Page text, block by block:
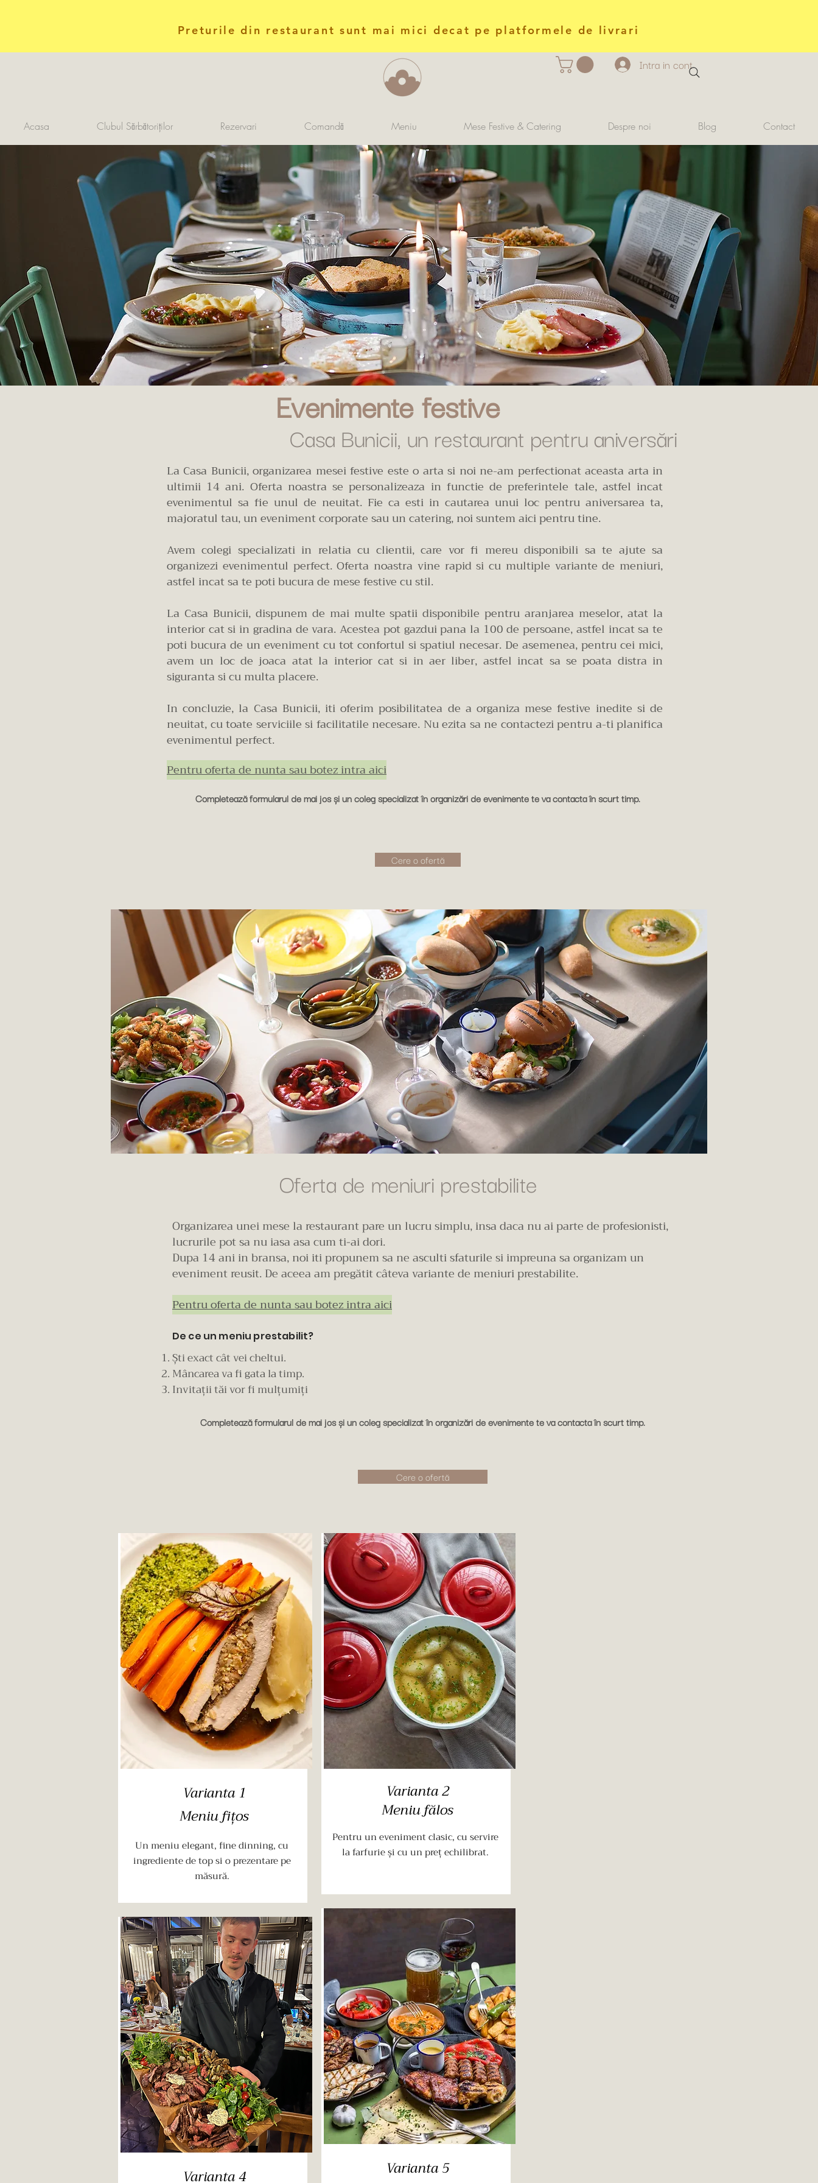
Preturile din restaurant sunt mai mici decat pe platformele de livrari
Intra in cont
Acasa Clubul Sărbătoriților Rezervari Comandă Meniu Mese Festive & Catering Despre noi Blog Contact
Evenimente festive
Casa Bunicii, un restaurant pentru aniversări
La Casa Bunicii, organizarea mesei festive este o arta si noi ne-am perfectionat aceasta arta in
ultimii 14 ani. Oferta noastra se personalizeaza in functie de preferintele tale, astfel incat
evenimentul sa fie unul de neuitat. Fie ca esti in cautarea unui loc pentru aniversarea ta,
majoratul tau, un eveniment corporate sau un catering, noi suntem aici pentru tine.
Avem colegi specializati in relatia cu clientii, care vor fi mereu disponibili sa te ajute sa
organizezi evenimentul perfect. Oferta noastra vine rapid si cu multiple variante de meniuri,
astfel incat sa te poti bucura de mese festive cu stil.
La Casa Bunicii, dispunem de mai multe spatii disponibile pentru aranjarea meselor, atat la
interior cat si in gradina de vara. Acestea pot gazdui pana la 100 de persoane, astfel incat sa te
poti bucura de un eveniment cu tot confortul si spatiul necesar. De asemenea, pentru cei mici,
avem un loc de joaca atat la interior cat si in aer liber, astfel incat sa se poata distra in
siguranta si cu multa placere.
In concluzie, la Casa Bunicii, iti oferim posibilitatea de a organiza mese festive inedite si de
neuitat, cu toate serviciile si facilitatile necesare. Nu ezita sa ne contactezi pentru a-ti planifica
evenimentul perfect.
Pentru oferta de nunta sau botez intra aici
Completează formularul de mai jos și un coleg specializat în organizări de evenimente te va contacta în scurt timp.
Cere o ofertă
Oferta de meniuri prestabilite
Organizarea unei mese la restaurant pare un lucru simplu, insa daca nu ai parte de profesionisti,
lucrurile pot sa nu iasa asa cum ti-ai dori.
Dupa 14 ani in bransa, noi iti propunem sa ne asculti sfaturile si impreuna sa organizam un
eveniment reusit. De aceea am pregătit câteva variante de meniuri prestabilite.
Pentru oferta de nunta sau botez intra aici
De ce un meniu prestabilit?
Completează formularul de mai jos și un coleg specializat în organizări de evenimente te va contacta în scurt timp.
Ști exact cât vei cheltui.
Mâncarea va fi gata la timp.
Invitații tăi vor fi mulțumiți
Cere o ofertă
Varianta 1
Meniu fițos
Un meniu elegant, fine dinning, cu
ingrediente de top si o prezentare pe
măsură.
Varianta 4
Varianta 2
Meniu fălos
Pentru un eveniment clasic, cu servire
la farfurie și cu un preț echilibrat.
Varianta 5